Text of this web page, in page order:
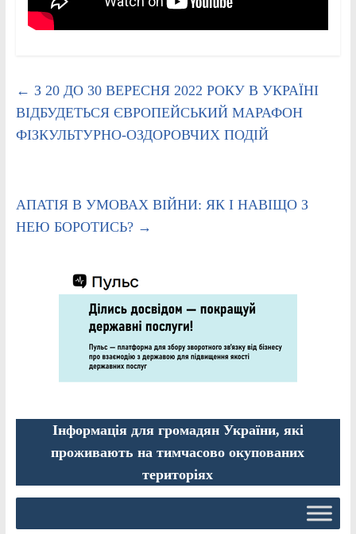
← З 20 ДО 30 ВЕРЕСНЯ 2022 РОКУ В УКРАЇНІ
ВІДБУДЕТЬСЯ ЄВРОПЕЙСЬКИЙ МАРАФОН
ФІЗКУЛЬТУРНО-ОЗДОРОВЧИХ ПОДІЙ
АПАТІЯ В УМОВАХ ВІЙНИ: ЯК І НАВІЩО З
НЕЮ БОРОТИСЬ? →
Інформація для громадян України, які
проживають на тимчасово окупованих
територіях